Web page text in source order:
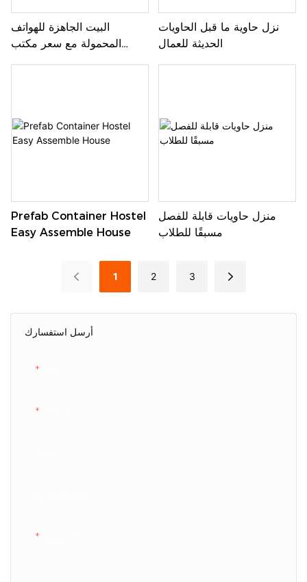
أرسل استفسارك
البيت الجاهزة للهواتف
المحمولة مع سعر مكتب
نزل حاوية ما قبل الحاويات
الحديثة للعمال
Prefab Container Hostel
Easy Assemble House
منزل حاويات قابلة للفصل
مسبقًا للطلاب
1 2 3